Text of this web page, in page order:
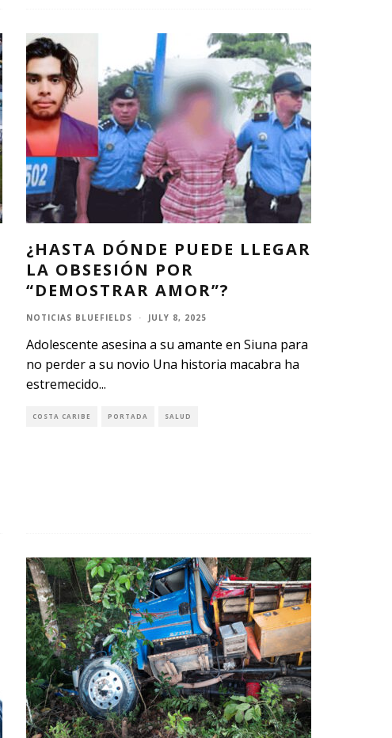
¿HASTA DÓNDE PUEDE LLEGAR
LA OBSESIÓN POR
“DEMOSTRAR AMOR”?
NOTICIAS BLUEFIELDS · JULY 8, 2025
Adolescente asesina a su amante en Siuna para
no perder a su novio Una historia macabra ha
estremecido...
COSTA CARIBE PORTADA SALUD